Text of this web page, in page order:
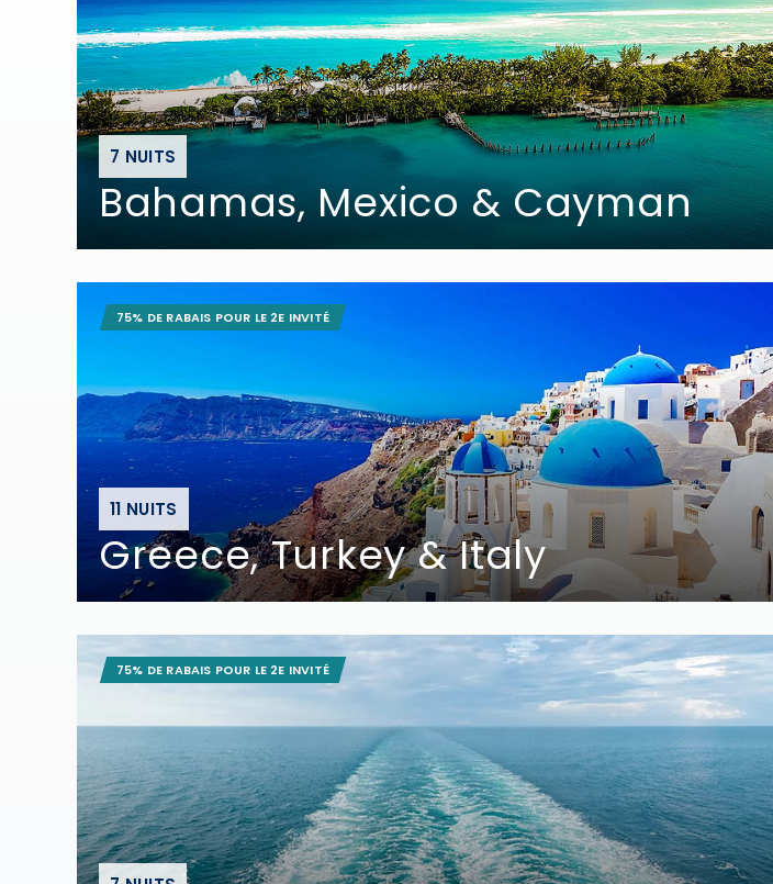
7 NUITS
Bahamas, Mexico & Cayman
11 NUITS
Greece, Turkey & Italy
75% DE RABAIS POUR LE 2E INVITÉ
75% DE RABAIS POUR LE 2E INVITÉ